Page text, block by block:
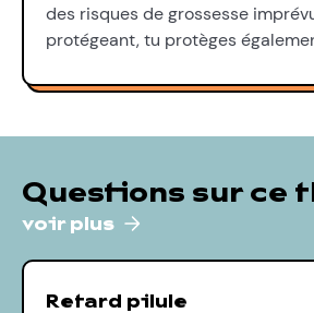
des risques de grossesse
protégeant, tu protèges
Questions sur ce
voir plus
Retard pilule